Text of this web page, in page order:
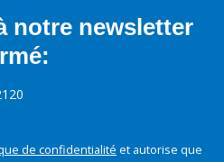
notre newsletter
de confidentialité et autorise que